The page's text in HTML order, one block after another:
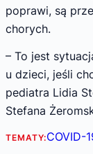
poprawi, są
chorych.
– To jest
u dzieci, jeśli
pediatra Lidia
Stefana
TEMATY:COVID-